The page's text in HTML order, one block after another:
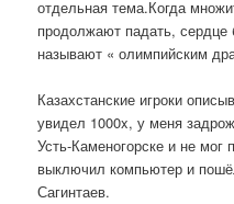
отдельная тема.Когда
продолжают падать, сердце
называют « олимпийским
Казахстанские игроки
увидел 1000x, у меня
Усть-Каменогорске и не мог
выключил компьютер и
Сагинтаев.